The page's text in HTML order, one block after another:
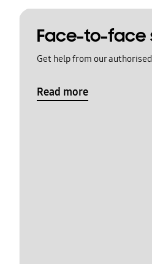
Face-to-face
Get help from our
Read more